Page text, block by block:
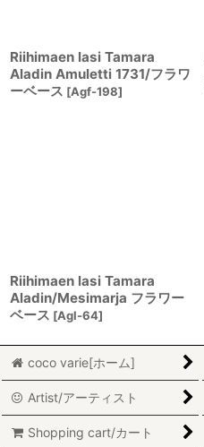
Riihimaen lasi Tamara
Aladin Amuletti 1731/フラワ
ーベース [Agf-198]
Riihimaen lasi Tamara
Aladin/Mesimarja フラワー
ベース [Agl-64]
coco varie[ホーム]
Artist/アーティスト
Shopping cart/カート